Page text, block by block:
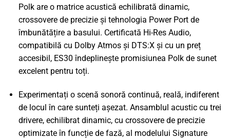
Polk are o matrice acustică echilibrată dinamic,
crossovere de precizie și tehnologia Power Port de
îmbunătățire a basului. Certificată Hi-Res Audio,
compatibilă cu Dolby Atmos și DTS:X și cu un preț
accesibil, ES30 îndeplinește promisiunea Polk de sunet
excelent pentru toți.
Experimentați o scenă sonoră continuă, reală, indiferent
de locul în care sunteți așezat. Ansamblul acustic cu trei
drivere, echilibrat dinamic, cu crossovere de precizie
optimizate în funcție de fază, al modelului Signature